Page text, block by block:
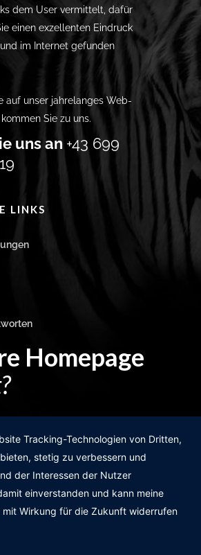
dem User vermittelt, dafür
einen exzellenten Eindruck
im Internet gefunden
auf unser jahrelanges Web-
Sie zu uns.
uns an +43 699
LINKS
Homepage
CHECK
Tracking-Technologien von Dritten,
stetig zu verbessern und
der Interessen der Nutzer
einverstanden und kann meine
mit Wirkung für die Zukunft widerrufen